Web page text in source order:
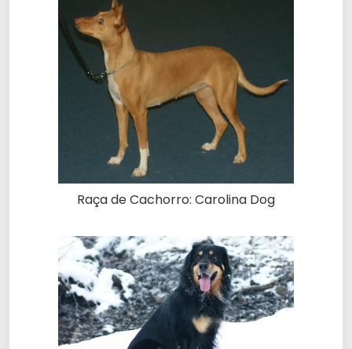
Raça de Cachorro: Carolina Dog